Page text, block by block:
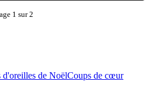
1 sur 2
d'oreilles de NoëlCoups de cœur